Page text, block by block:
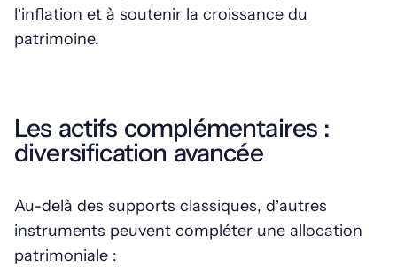
l’inflation et à soutenir la croissance du
patrimoine.
Les actifs complémentaires :
diversification avancée
Au-delà des supports classiques, d’autres
instruments peuvent compléter une allocation
patrimoniale :